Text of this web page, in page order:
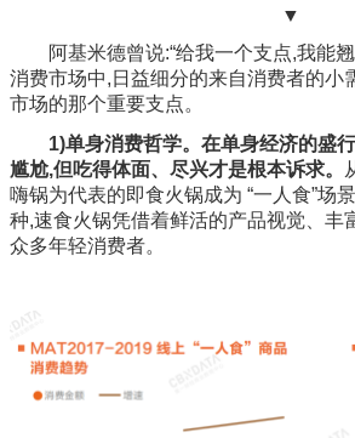
▼
阿基米德曾说:“给我一个支点,我能
消费市场中,日益细分的来自消费者的小
市场的那个重要支点。
1)单身消费哲学。在单身经济的盛
尴尬,但吃得体面、尽兴才是根本诉求。
嗨锅为代表的即食火锅成为 “一人食”场
种,速食火锅凭借着鲜活的产品视觉、丰
众多年轻消费者。